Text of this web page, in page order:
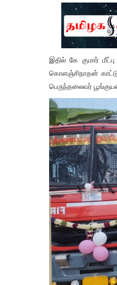
இதில் கே குமார்
கொளஞ்சிநாதன்
பெருந்தலைவர்